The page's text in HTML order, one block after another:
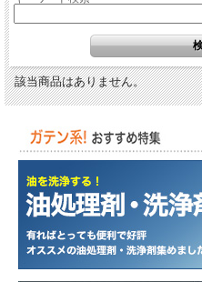
該当商品はありません。